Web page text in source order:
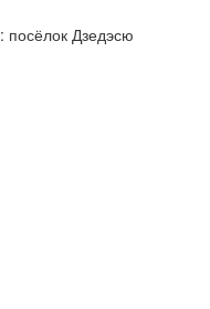
посёлок Дзедэсю